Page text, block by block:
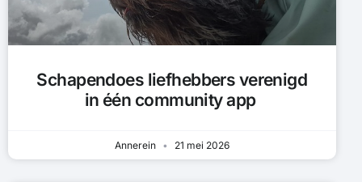
Schapendoes liefhebbers verenigd
in één community app
Annerein 21 mei 2026